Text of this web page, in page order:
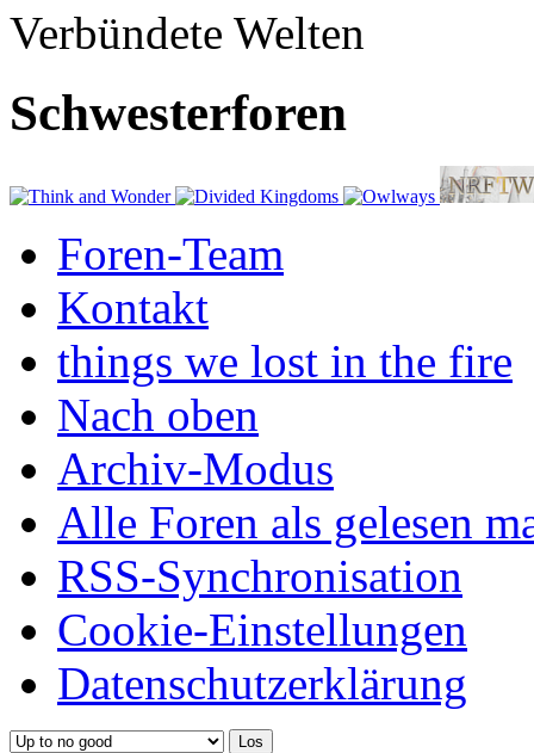
Verbündete Welten
Schwesterforen
Foren-Team
Kontakt
things we lost in the fire
Nach oben
Archiv-Modus
Alle Foren als gelesen
RSS-Synchronisation
Cookie-Einstellungen
Datenschutzerklärung